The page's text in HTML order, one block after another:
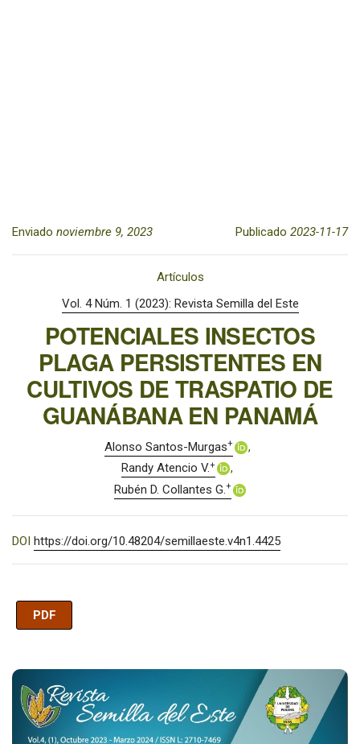
Enviado noviembre 9, 2023 Publicado 2023-11-17
Artículos
Vol. 4 Núm. 1 (2023): Revista Semilla del Este
POTENCIALES INSECTOS
PLAGA PERSISTENTES EN
CULTIVOS DE TRASPATIO DE
GUANÁBANA EN PANAMÁ
Alonso Santos-Murgas+
Randy Atencio V.+
Rubén D. Collantes G.+
DOI https://doi.org/10.48204/semillaeste.v4n1.4425
PDF
Imagen de portada